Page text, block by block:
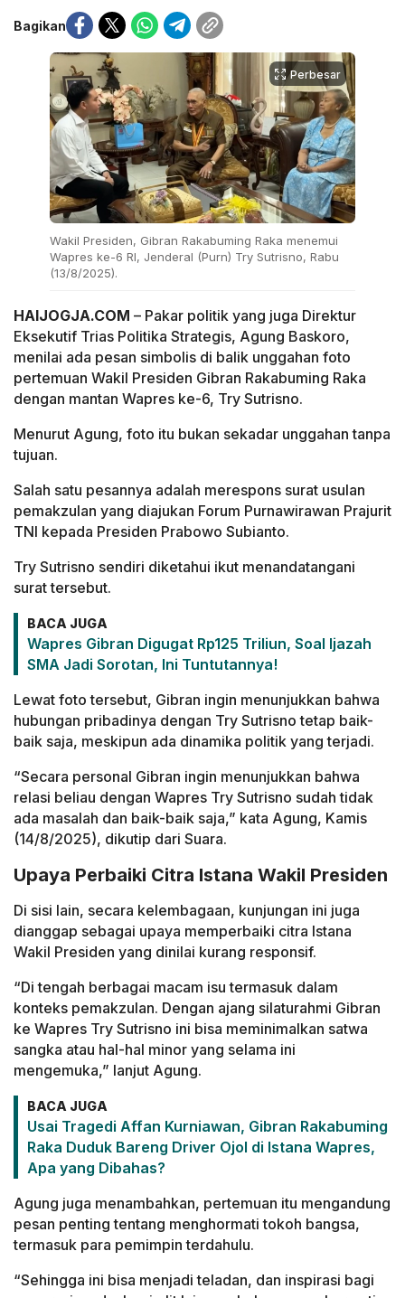
Bagikan
Perbesar
Wakil Presiden, Gibran Rakabuming Raka menemui
Wapres ke-6 RI, Jenderal (Purn) Try Sutrisno, Rabu
(13/8/2025).
HAIJOGJA.COM – Pakar politik yang juga Direktur
Eksekutif Trias Politika Strategis, Agung Baskoro,
menilai ada pesan simbolis di balik unggahan foto
pertemuan Wakil Presiden Gibran Rakabuming Raka
dengan mantan Wapres ke-6, Try Sutrisno.
Menurut Agung, foto itu bukan sekadar unggahan tanpa
tujuan.
Salah satu pesannya adalah merespons surat usulan
pemakzulan yang diajukan Forum Purnawirawan Prajurit
TNI kepada Presiden Prabowo Subianto.
Try Sutrisno sendiri diketahui ikut menandatangani
surat tersebut.
BACA JUGA
Wapres Gibran Digugat Rp125 Triliun, Soal Ijazah
SMA Jadi Sorotan, Ini Tuntutannya!
Lewat foto tersebut, Gibran ingin menunjukkan bahwa
hubungan pribadinya dengan Try Sutrisno tetap baik-
baik saja, meskipun ada dinamika politik yang terjadi.
“Secara personal Gibran ingin menunjukkan bahwa
relasi beliau dengan Wapres Try Sutrisno sudah tidak
ada masalah dan baik-baik saja,” kata Agung, Kamis
(14/8/2025), dikutip dari Suara.
Upaya Perbaiki Citra Istana Wakil Presiden
Di sisi lain, secara kelembagaan, kunjungan ini juga
dianggap sebagai upaya memperbaiki citra Istana
Wakil Presiden yang dinilai kurang responsif.
“Di tengah berbagai macam isu termasuk dalam
konteks pemakzulan. Dengan ajang silaturahmi Gibran
ke Wapres Try Sutrisno ini bisa meminimalkan satwa
sangka atau hal-hal minor yang selama ini
mengemuka,” lanjut Agung.
BACA JUGA
Usai Tragedi Affan Kurniawan, Gibran Rakabuming
Raka Duduk Bareng Driver Ojol di Istana Wapres,
Apa yang Dibahas?
Agung juga menambahkan, pertemuan itu mengandung
pesan penting tentang menghormati tokoh bangsa,
termasuk para pemimpin terdahulu.
“Sehingga ini bisa menjadi teladan, dan inspirasi bagi